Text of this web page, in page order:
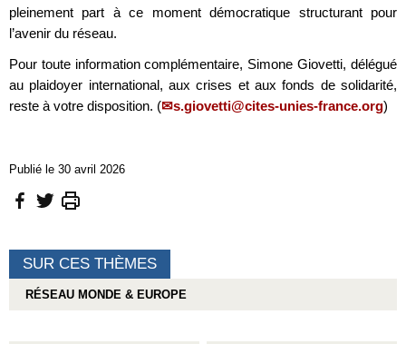
pleinement part à ce moment démocratique structurant pour
l’avenir du réseau.
Pour toute information complémentaire, Simone Giovetti, délégué
au plaidoyer international, aux crises et aux fonds de solidarité,
reste à votre disposition. (
s.giovetti@cites-unies-france.org)
Publié le 30 avril 2026
SUR CES THÈMES
RÉSEAU MONDE & EUROPE